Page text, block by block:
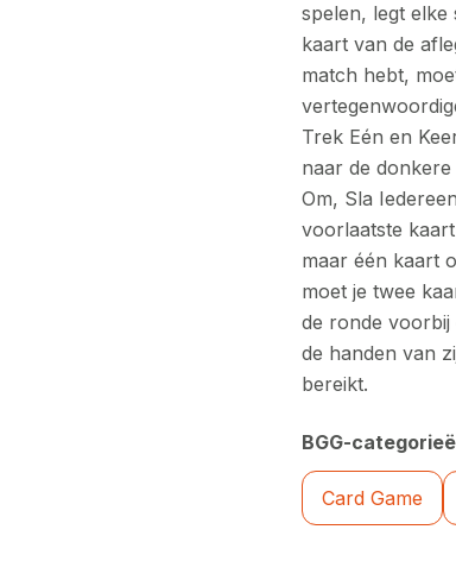
spelen, legt
kaart van de
match hebt,
Trek Eén en
naar de
Om, Sla
voorlaatste
maar één kaart
moet je twee
de ronde
de handen van
bereikt.
BGG-
Card Game